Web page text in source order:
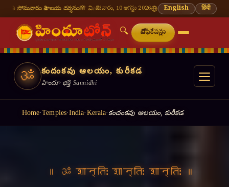
దర్శనం🌸 వినాయక చవితి — భాద్రపద శుద్ధ చవితి⛩ తిరుమల తిరుపతి — నేటి దర్శన
సోమవారం, 10 ఆగస్టు 2026 English हिंदी
🔍 నోటిఫికేషన్లు
ॐ కందంకవు ఆలయం, కురీకడ
హిందూ భక్తి Sannidhi
Home·Temples·India· Kerala·కందంకవు ఆలయం, కురీకడ
॥ ॐ शान्तिः शान्तिः शान्तिः ॥